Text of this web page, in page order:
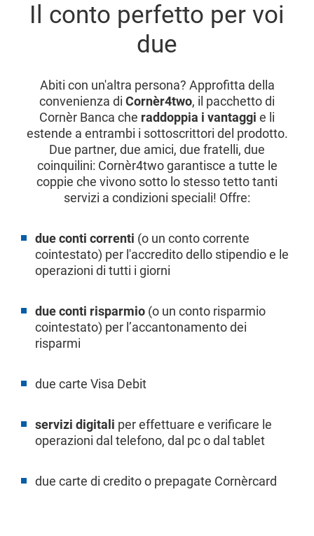
Il conto perfetto per voi
due
Abiti con un'altra persona? Approfitta della
convenienza di Cornèr4two, il pacchetto di
Cornèr Banca che raddoppia i vantaggi e li
estende a entrambi i sottoscrittori del prodotto.
Due partner, due amici, due fratelli, due
coinquilini: Cornèr4two garantisce a tutte le
coppie che vivono sotto lo stesso tetto tanti
servizi a condizioni speciali! Offre:
due conti correnti (o un conto corrente
cointestato) per l'accredito dello stipendio e le
operazioni di tutti i giorni
due conti risparmio (o un conto risparmio
cointestato) per l’accantonamento dei
risparmi
due carte Visa Debit
servizi digitali per effettuare e verificare le
operazioni dal telefono, dal pc o dal tablet
due carte di credito o prepagate Cornèrcard